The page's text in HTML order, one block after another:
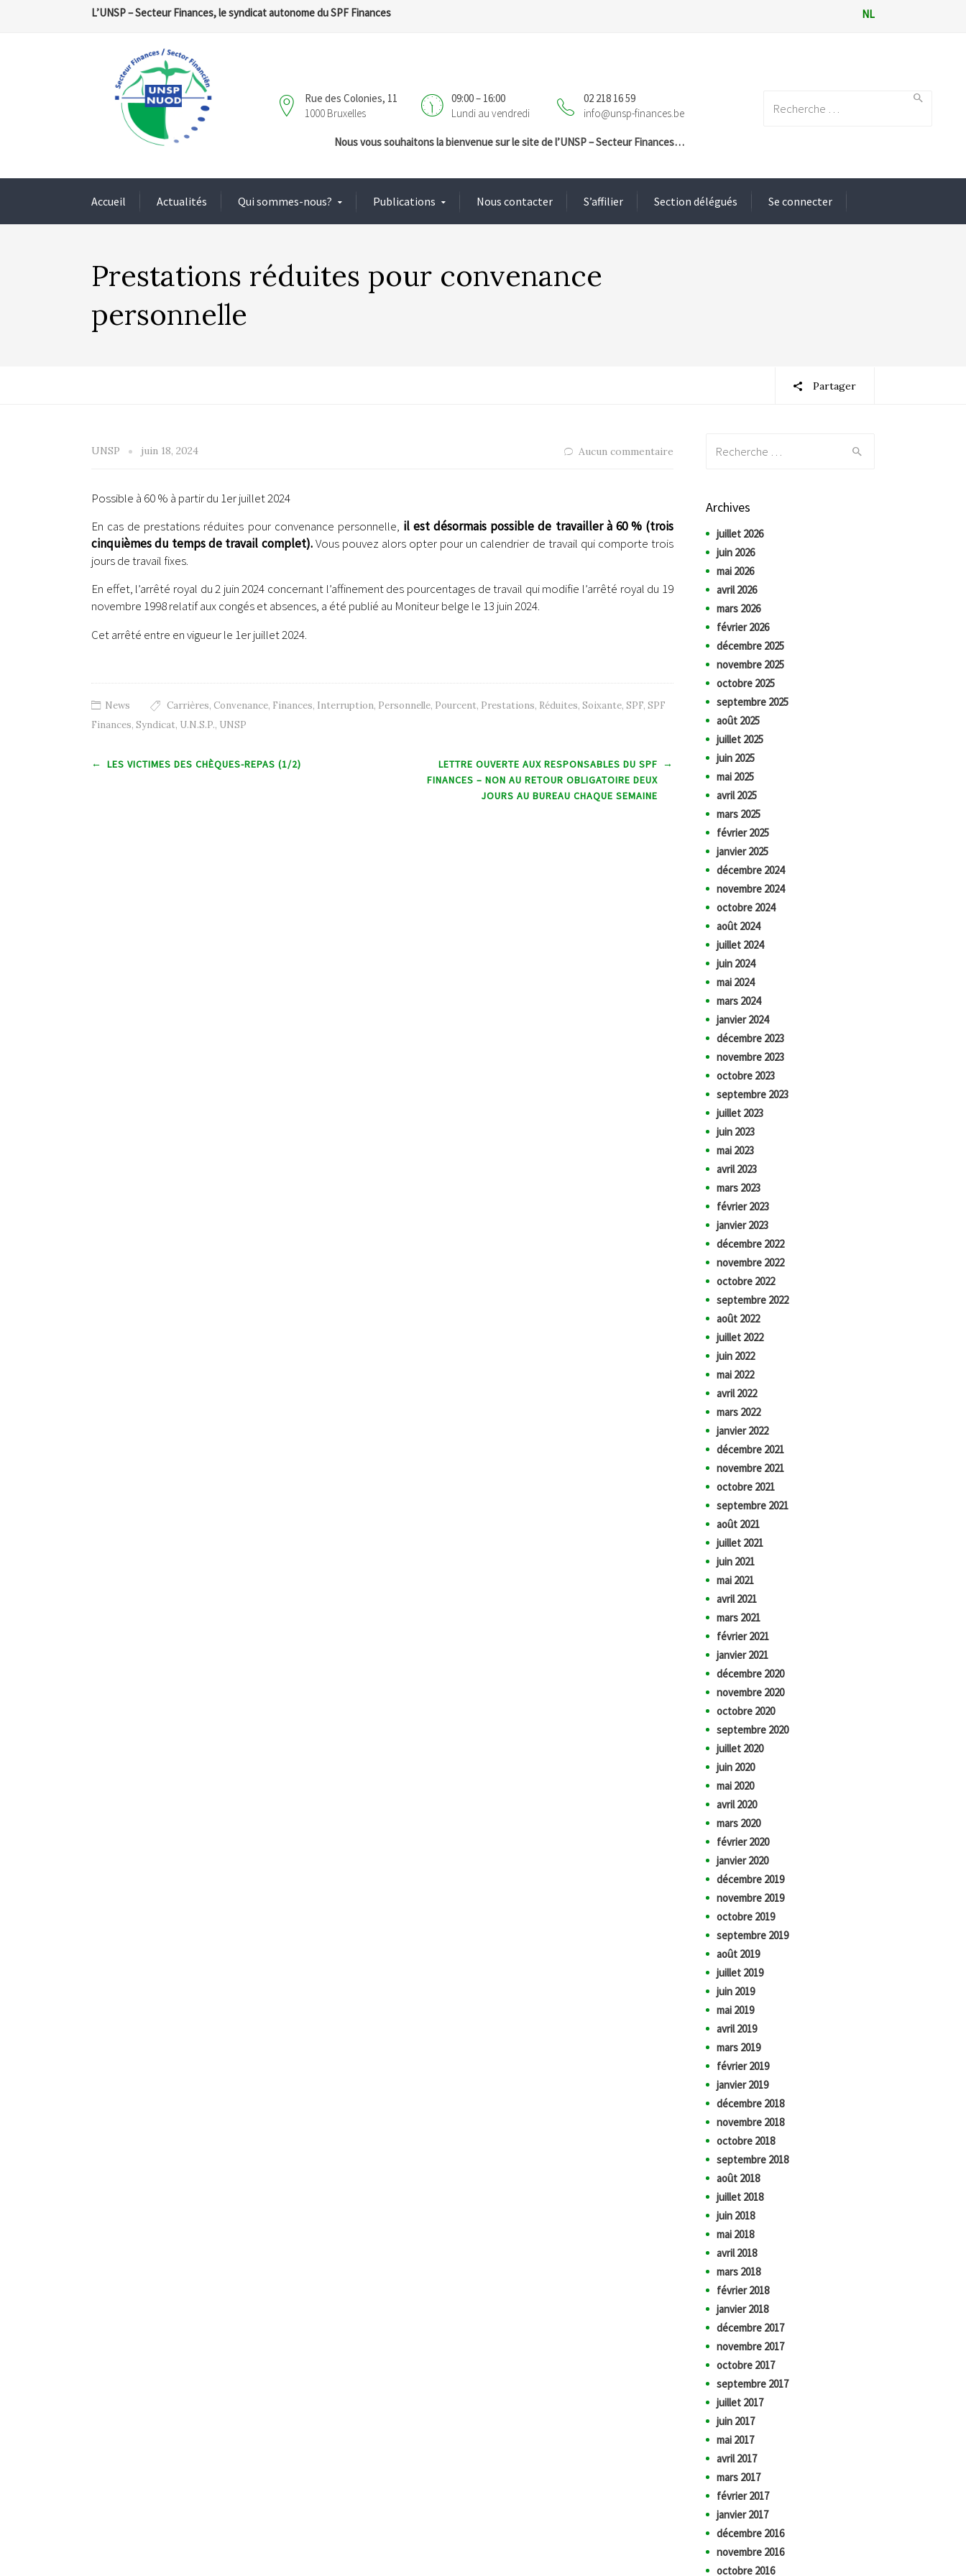
L’UNSP – Secteur Finances, le syndicat autonome du SPF Finances NL
02 218 16 59
info@unsp-finances.be
09:00 – 16:00
Lundi au vendredi
Rue des Colonies, 11
1000 Bruxelles
Nous vous souhaitons la bienvenue sur le site de l’UNSP – Secteur Finances…
Accueil Actualités Qui sommes-nous? Publications Nous contacter S’affilier Section délégués Se connecter
Prestations réduites pour convenance
personnelle
Partager
UNSP juin 18, 2024 Aucun commentaire
Possible à 60 % à partir du 1er juillet 2024
En cas de prestations réduites pour convenance personnelle, il est désormais possible de travailler à 60 % (trois
cinquièmes du temps de travail complet).Vous pouvez alors opter pour un calendrier de travail qui comporte trois
jours de travail fixes.
En effet, l’arrêté royal du 2 juin 2024 concernant l’affinement des pourcentages de travail qui modifie l’arrêté royal du 19
novembre 1998 relatif aux congés et absences, a été publié au Moniteur belge le 13 juin 2024.
Cet arrêté entre en vigueur le 1er juillet 2024.
News Carrières, Convenance, Finances, Interruption, Personnelle, Pourcent, Prestations, Réduites, Soixante, SPF, SPF
Finances, Syndicat, U.N.S.P., UNSP
Post navigation
← LES VICTIMES DES CHÈQUES-REPAS (1/2)
LETTRE OUVERTE AUX RESPONSABLES DU SPF
FINANCES – NON AU RETOUR OBLIGATOIRE DEUX
JOURS AU BUREAU CHAQUE SEMAINE
→
Archives
juillet 2026
juin 2026
mai 2026
avril 2026
mars 2026
février 2026
décembre 2025
novembre 2025
octobre 2025
septembre 2025
août 2025
juillet 2025
juin 2025
mai 2025
avril 2025
mars 2025
février 2025
janvier 2025
décembre 2024
novembre 2024
octobre 2024
août 2024
juillet 2024
juin 2024
mai 2024
mars 2024
janvier 2024
décembre 2023
novembre 2023
octobre 2023
septembre 2023
juillet 2023
juin 2023
mai 2023
avril 2023
mars 2023
février 2023
janvier 2023
décembre 2022
novembre 2022
octobre 2022
septembre 2022
août 2022
juillet 2022
juin 2022
mai 2022
avril 2022
mars 2022
janvier 2022
décembre 2021
novembre 2021
octobre 2021
septembre 2021
août 2021
juillet 2021
juin 2021
mai 2021
avril 2021
mars 2021
février 2021
janvier 2021
décembre 2020
novembre 2020
octobre 2020
septembre 2020
juillet 2020
juin 2020
mai 2020
avril 2020
mars 2020
février 2020
janvier 2020
décembre 2019
novembre 2019
octobre 2019
septembre 2019
août 2019
juillet 2019
juin 2019
mai 2019
avril 2019
mars 2019
février 2019
janvier 2019
décembre 2018
novembre 2018
octobre 2018
septembre 2018
août 2018
juillet 2018
juin 2018
mai 2018
avril 2018
mars 2018
février 2018
janvier 2018
décembre 2017
novembre 2017
octobre 2017
septembre 2017
juillet 2017
juin 2017
mai 2017
avril 2017
mars 2017
février 2017
janvier 2017
décembre 2016
novembre 2016
octobre 2016